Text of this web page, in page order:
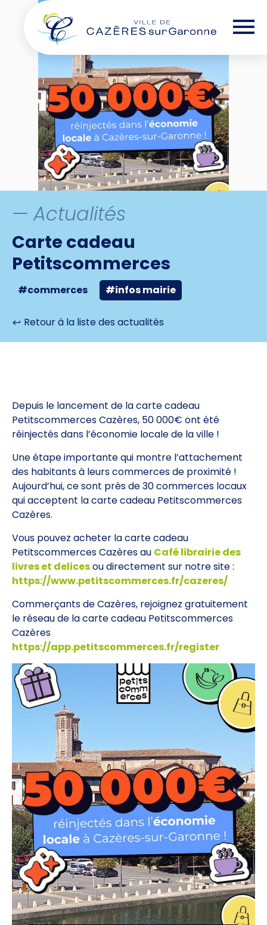
— Actualités
Carte cadeau
Petitscommerces
#commerces #infos mairie
Retour à la liste des actualités
Depuis le lancement de la carte cadeau
Petitscommerces Cazères, 50 000€ ont été
réinjectés dans l’économie locale de la ville !
Une étape importante qui montre l’attachement
des habitants à leurs commerces de proximité !
Aujourd’hui, ce sont près de 30 commerces locaux
qui acceptent la carte cadeau Petitscommerces
Cazères.
Vous pouvez acheter la carte cadeau
Petitscommerces Cazères au Café librairie des
livres et delicesou directement sur notre site :
https://www.petitscommerces.fr/cazeres/
Commerçants de Cazères, rejoignez gratuitement
le réseau de la carte cadeau Petitscommerces
Cazères
https://app.petitscommerces.fr/register